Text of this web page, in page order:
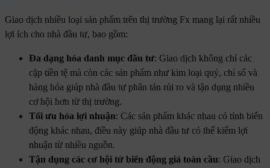
Giao dịch nhiều loại sản phẩm trên thị trường Fx mang lại rất nhiều
lợi ích cho nhà đầu tư, bao gồm:
Đa dạng hóa danh mục đầu tư: Giao dịch không chỉ các
cặp tiền tệ mà còn các sản phẩm như kim loại quý, chỉ số và
hàng hóa giúp nhà đầu tư phân tán rủi ro và tận dụng nhiều
cơ hội hơn từ thị trường.
Tối ưu hóa lợi nhuận: Các sản phẩm khác nhau có tính biến
động khác nhau, điều này giúp nhà đầu tư có thể kiếm lợi
nhuận từ nhiều nguồn.
Tận dụng các cơ hội từ biến động giá toàn cầu: Giao dịch